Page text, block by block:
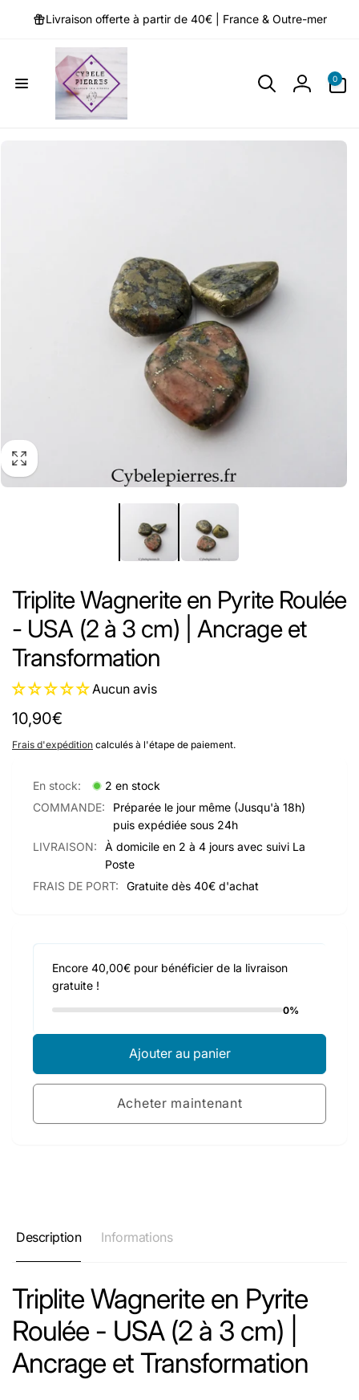
passer Livraison offerte à partir de 40€ | France & Outre-mer
0
0 article
Triplite Wagnerite en Pyrite Roulée
- USA (2 à 3 cm) | Ancrage et
Transformation
Aucun avis
Prix
habituel
10,90€
Frais d'expédition calculés à l'étape de paiement.
En stock:
2 en stock
COMMANDE:
Préparée le jour même (Jusqu'à 18h)
puis expédiée sous 24h
LIVRAISON:
À domicile en 2 à 4 jours avec suivi La
Poste
FRAIS DE PORT:
Gratuite dès 40€ d'achat
Encore 40,00€ pour bénéficier de la livraison
gratuite !
0%
Ajouter au panier
Acheter maintenant
Description Informations
Triplite Wagnerite en Pyrite
Roulée - USA (2 à 3 cm) |
Ancrage et Transformation